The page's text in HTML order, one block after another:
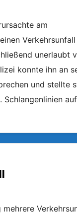
am
unerlaubt
konnte ihn an
und stellte
Schlangenlinien